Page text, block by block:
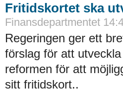
Fritidskortet ska
Finansdepartmentet
Regeringen ger ett
förslag för att
reformen för att
sitt fritidskort..